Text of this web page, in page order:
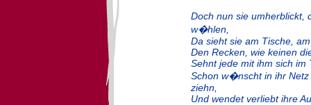
Doch nun sie
w�hlen,
Da sieht sie am Tische,
Den Recken, wie keinen
Sehnt jede mit ihm sich im
Schon w�nscht in ihr
ziehn,
Und wendet verliebt ihre